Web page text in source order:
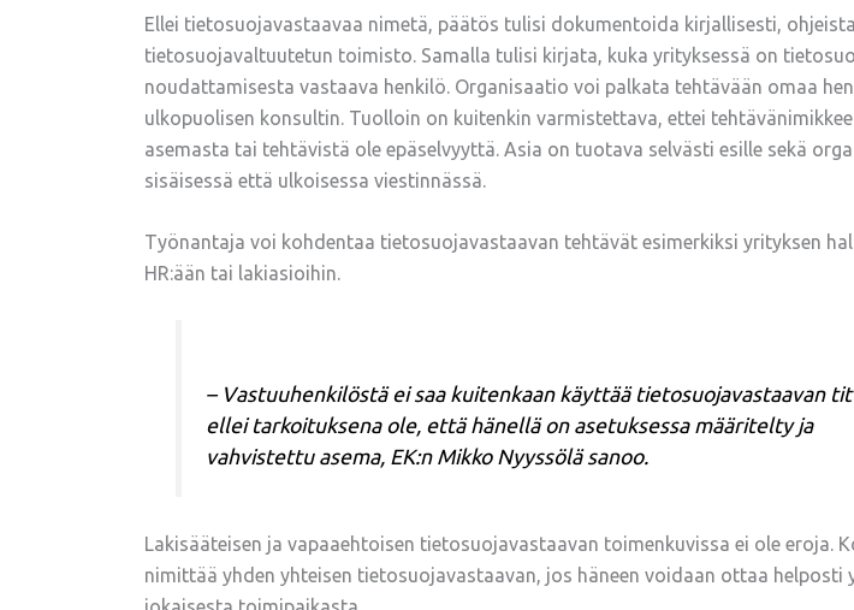
Ellei tietosuojavastaavaa nimetä, päätös tulisi dokumentoida kirjallisesti,
tietosuojavaltuutetun toimisto. Samalla tulisi kirjata, kuka yrityksessä on
noudattamisesta vastaava henkilö. Organisaatio voi palkata tehtävään omaa
ulkopuolisen konsultin. Tuolloin on kuitenkin varmistettava, ettei
asemasta tai tehtävistä ole epäselvyyttä. Asia on tuotava selvästi esille sekä
sisäisessä että ulkoisessa viestinnässä.
Työnantaja voi kohdentaa tietosuojavastaavan tehtävät esimerkiksi yrityksen
HR:ään tai lakiasioihin.
– Vastuuhenkilöstä ei saa kuitenkaan käyttää tietosuojavastaavan
ellei tarkoituksena ole, että hänellä on asetuksessa määritelty ja
vahvistettu asema, EK:n Mikko Nyyssölä sanoo.
Lakisääteisen ja vapaaehtoisen tietosuojavastaavan toimenkuvissa ei ole eroja.
nimittää yhden yhteisen tietosuojavastaavan, jos häneen voidaan ottaa helposti